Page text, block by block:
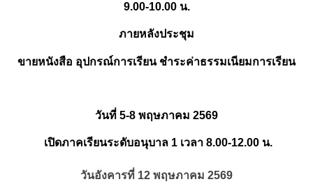
9.00-10.00 น.
ภายหลังประชุม
ขายหนังสือ อุปกรณ์การเรียน ชำระค่าธรรมเนียมการเรียน
วันที่ 5-8 พฤษภาคม 2569
เปิดภาคเรียนระดับอนุบาล 1 เวลา 8.00-12.00 น.
วันอังคารที่ 12 พฤษภาคม 2569